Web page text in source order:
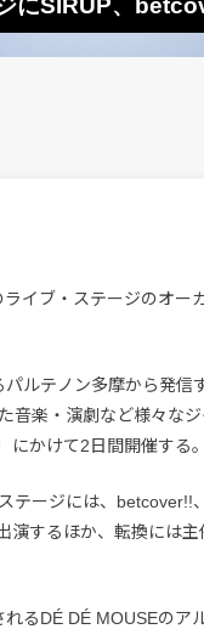
にSIRUP、
イブ・ステージのオー
ルテノン多摩から発信
音楽・演劇など様々な
かけて2日間開催する。
テージには、betcover!!
演するほか、転換には主
るDÉ DÉ MOUSEのア